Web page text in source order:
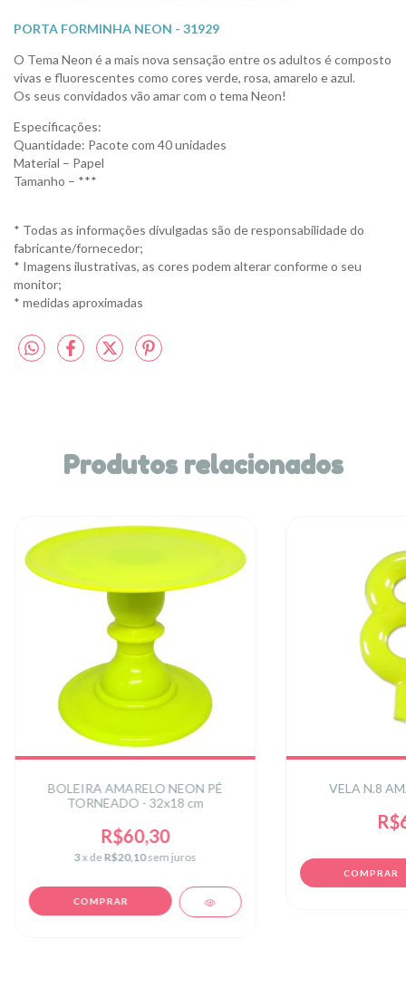
PORTA FORMINHA NEON - 31929
O Tema Neon é a mais nova sensação entre os adultos é composto
vivas e fluorescentes como cores verde, rosa, amarelo e azul.
Os seus convidados vão amar com o tema Neon!
Especificações:
Quantidade: Pacote com 40 unidades
Material – Papel
Tamanho – ***
* Todas as informações divulgadas são de responsabilidade do
fabricante/fornecedor;
* Imagens ilustrativas, as cores podem alterar conforme o seu
monitor;
* medidas aproximadas
Produtos relacionados
BOLEIRA AMARELO NEON PÉ
TORNEADO - 32x18 cm
R$60,30
3x deR$20,10sem juros
VELA N.8